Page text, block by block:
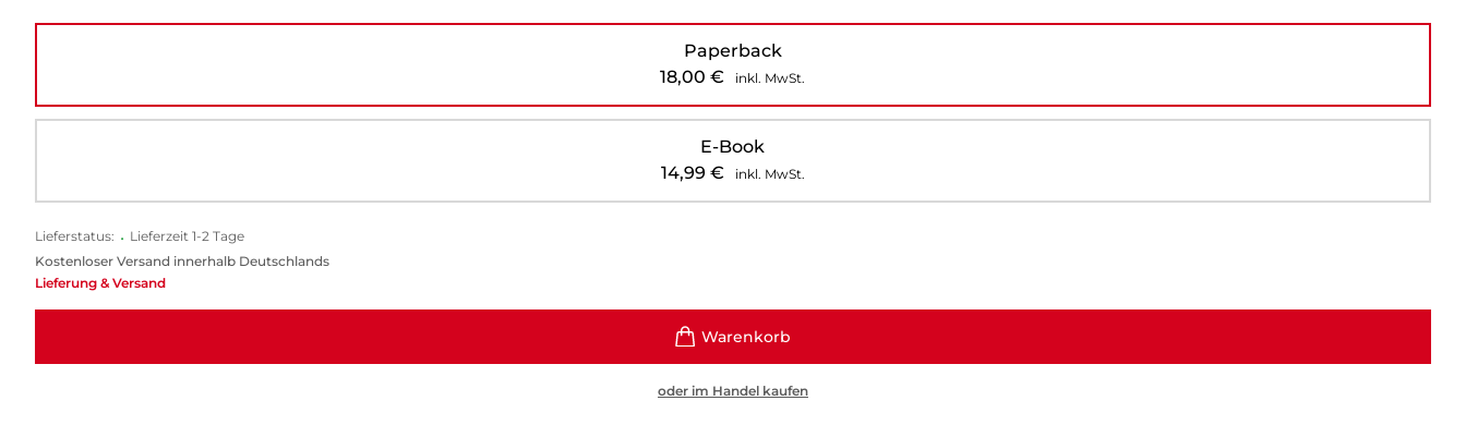
Paperback
18,00€ inkl. MwSt.
E-Book
14,99 € inkl. MwSt.
Lieferstatus: • Lieferzeit 1-2 Tage
Kostenloser Versand innerhalb Deutschlands
Lieferung & Versand
oder im Handel kaufen